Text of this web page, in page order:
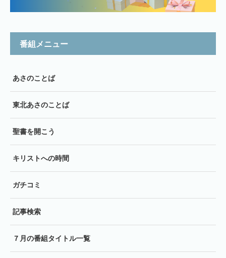
番組メニュー
あさのことば
東北あさのことば
聖書を開こう
キリストへの時間
ガチコミ
記事検索
７月の番組タイトル一覧